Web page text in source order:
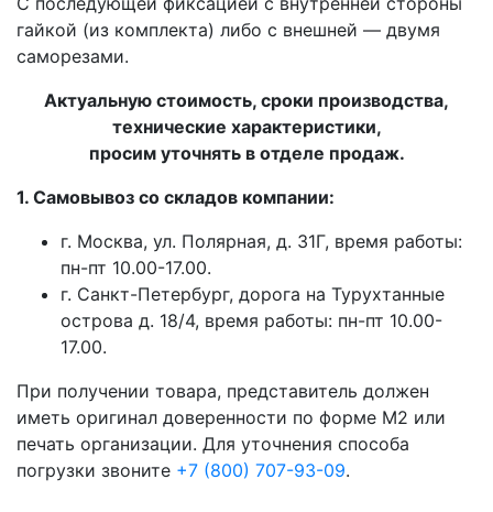
гайкой (из комплекта) либо с внешней — двумя
саморезами.
Актуальную стоимость, сроки производства,
технические характеристики,
просим уточнять в отделе продаж.
1. Самовывоз со складов компании:
г. Москва, ул. Полярная, д. 31Г, время работы:
пн-пт 10.00-17.00.
г. Санкт-Петербург, дорога на Турухтанные
острова д. 18/4, время работы: пн-пт 10.00-
17.00.
При получении товара, представитель должен
иметь оригинал доверенности по форме М2 или
печать организации. Для уточнения способа
погрузки звоните +7 (800) 707-93-09.